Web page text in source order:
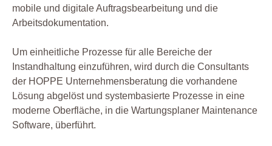
mobile und digitale Auftragsbearbeitung und die
Arbeitsdokumentation.
Um einheitliche Prozesse für alle Bereiche der
Instandhaltung einzuführen, wird durch die Consultants
der HOPPE Unternehmensberatung die vorhandene
Lösung abgelöst und systembasierte Prozesse in eine
moderne Oberfläche, in die Wartungsplaner Maintenance
Software, überführt.